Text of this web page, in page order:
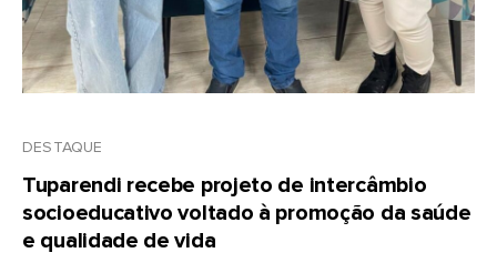
DESTAQUE
Tuparendi recebe projeto de intercâmbio
socioeducativo voltado à promoção da saúde
e qualidade de vida